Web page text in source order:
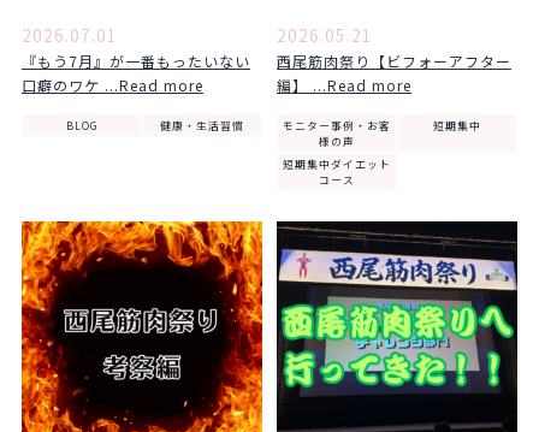
2026.07.01
『もう7月』が一番もったいない
口癖のワケ ...Read more
BLOG 健康・生活習慣
2026.05.21
西尾筋肉祭り【ビフォーアフター
編】 ...Read more
モニター事例・お客
様の声
短期集中
短期集中ダイエット
コース